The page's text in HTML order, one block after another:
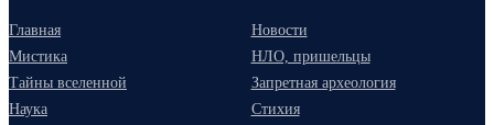
Главная
Новости
Мистика
НЛО, пришельцы
Тайны вселенной
Запретная археология
Наука
Стихия